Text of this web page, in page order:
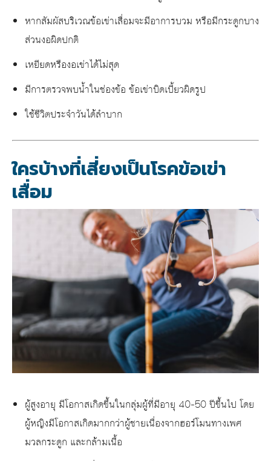
หากสัมผัสบริเวณข้อเข่าเสื่อมจะมีอาการบวม หรือมีกระดูกบาง
ส่วนงอผิดปกติ
เหยียดหรืองอเข่าได้ไม่สุด
มีการตรวจพบน้ำในช่องข้อ ข้อเข่าบิดเบี้ยวผิดรูป
ใช้ชีวิตประจำวันได้ลำบาก
ใครบ้างที่เสี่ยงเป็นโรคข้อเข่า
เสื่อม
ผู้สูงอายุ มีโอกาสเกิดขึ้นในกลุ่มผู้ที่มีอายุ 40-50 ปีขึ้นไป โดย
ผู้หญิงมีโอกาสเกิดมากกว่าผู้ชายเนื่องจากฮอร์โมนทางเพศ
มวลกระดูก และกล้ามเนื้อ